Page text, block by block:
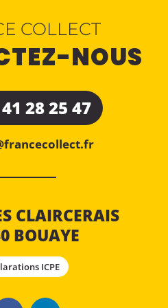
COLLECT
NOUS
28 25 47
CLAIRCERAIS
BOUAYE
ICPE